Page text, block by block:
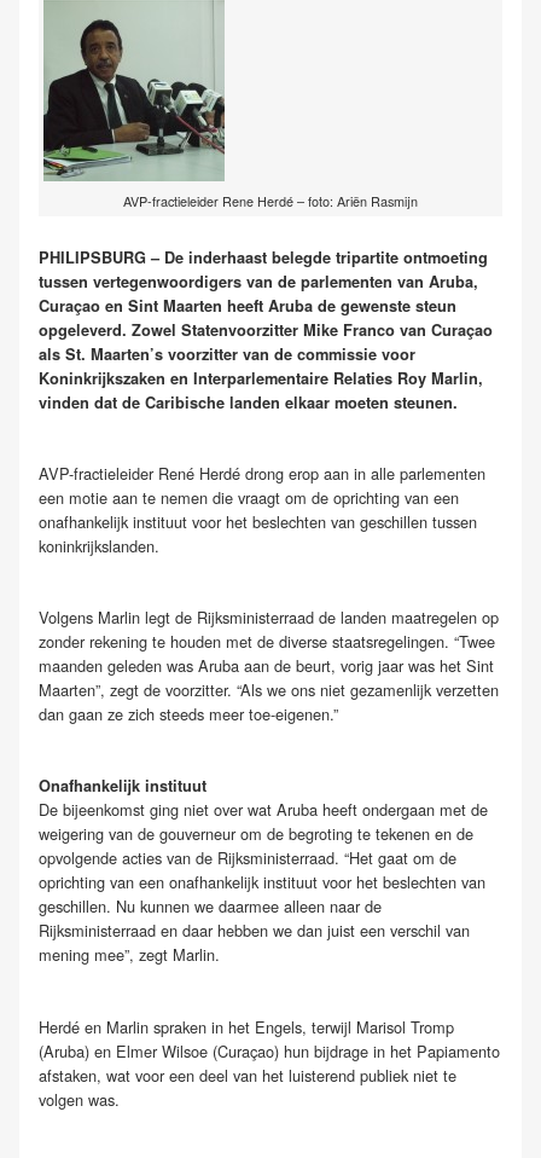
AVP-fractieleider Rene Herdé – foto: Ariën Rasmijn
PHILIPSBURG – De inderhaast belegde tripartite ontmoeting
tussen vertegenwoordigers van de parlementen van Aruba,
Curaçao en Sint Maarten heeft Aruba de gewenste steun
opgeleverd. Zowel Statenvoorzitter Mike Franco van Curaçao
als St. Maarten’s voorzitter van de commissie voor
Koninkrijkszaken en Interparlementaire Relaties Roy Marlin,
vinden dat de Caribische landen elkaar moeten steunen.
AVP-fractieleider René Herdé drong erop aan in alle parlementen
een motie aan te nemen die vraagt om de oprichting van een
onafhankelijk instituut voor het beslechten van geschillen tussen
koninkrijkslanden.
Volgens Marlin legt de Rijksministerraad de landen maatregelen op
zonder rekening te houden met de diverse staatsregelingen. “Twee
maanden geleden was Aruba aan de beurt, vorig jaar was het Sint
Maarten”, zegt de voorzitter. “Als we ons niet gezamenlijk verzetten
dan gaan ze zich steeds meer toe-eigenen.”
Onafhankelijk instituut
De bijeenkomst ging niet over wat Aruba heeft ondergaan met de
weigering van de gouverneur om de begroting te tekenen en de
opvolgende acties van de Rijksministerraad. “Het gaat om de
oprichting van een onafhankelijk instituut voor het beslechten van
geschillen. Nu kunnen we daarmee alleen naar de
Rijksministerraad en daar hebben we dan juist een verschil van
mening mee”, zegt Marlin.
Herdé en Marlin spraken in het Engels, terwijl Marisol Tromp
(Aruba) en Elmer Wilsoe (Curaçao) hun bijdrage in het Papiamento
afstaken, wat voor een deel van het luisterend publiek niet te
volgen was.